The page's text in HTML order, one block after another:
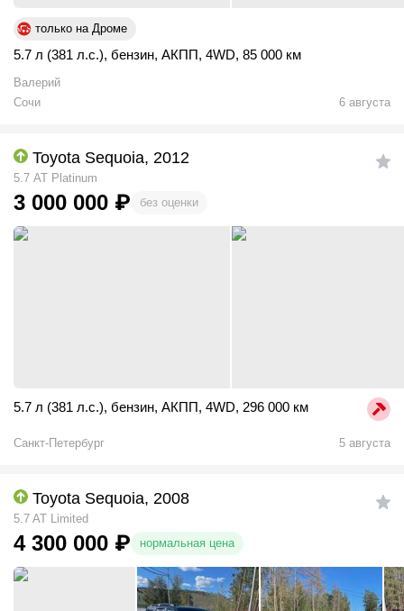
только на Дроме
5.7 л (381 л.с.), бензин, АКПП, 4WD, 85 000 км
Валерий
Сочи
6 августа
Toyota Sequoia, 2012
5.7 АТ Platinum
3 000 000 ₽ без оценки
5.7 л (381 л.с.), бензин, АКПП, 4WD, 296 000 км
Санкт-Петербург 5 августа
Toyota Sequoia, 2008
5.7 AT Limited
4 300 000 ₽ нормальная цена